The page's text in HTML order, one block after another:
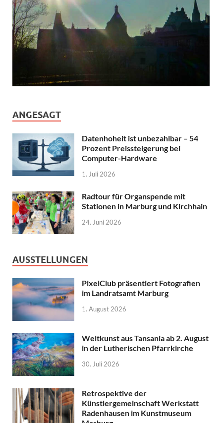
ANGESAGT
Datenhoheit ist unbezahlbar – 54
Prozent Preissteigerung bei
Computer-Hardware
1. Juli 2026
Radtour für Organspende mit
Stationen in Marburg und Kirchhain
24. Juni 2026
AUSSTELLUNGEN
PixelClub präsentiert Fotografien
im Landratsamt Marburg
1. August 2026
Weltkunst aus Tansania ab 2. August
in der Lutherischen Pfarrkirche
30. Juli 2026
Retrospektive der
Künstlergemeinschaft Werkstatt
Radenhausen im Kunstmuseum